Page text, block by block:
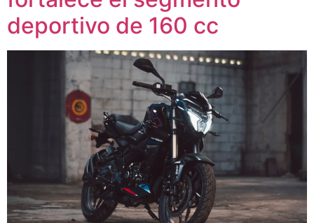
deportivo de 160 cc